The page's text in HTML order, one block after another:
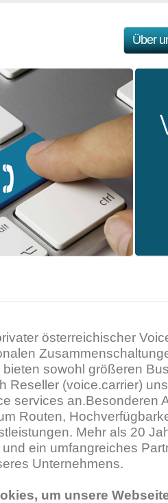
Über
österreichischer
bieten sowohl größeren
Reseller (voice.carrier)
services an.Besonderen
Routen,
Mehr als 20
ein umfangreiches
Unternehmens.
um unsere